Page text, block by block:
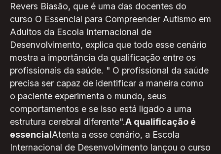
Revers Biasão, que é uma das docentes do
curso O Essencial para Compreender Autismo em
Adultos da Escola Internacional de
Desenvolvimento, explica que todo esse cenário
mostra a importância da qualificação entre os
profissionais da saúde. " O profissional da saúde
precisa ser capaz de identificar a maneira como
o paciente experimenta o mundo, seus
comportamentos e se isso está ligado a uma
estrutura cerebral diferente".A qualificação é
essencialAtenta a esse cenário, a Escola
Internacional de Desenvolvimento lançou o curso